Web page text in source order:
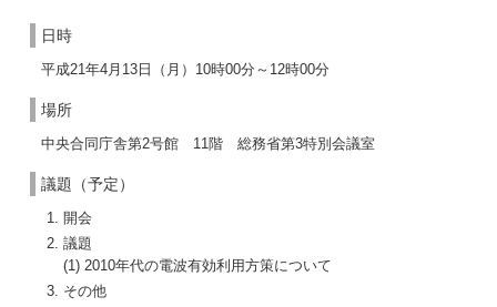
日時
平成21年4月13日（月）10時00分～12時00分
場所
中央合同庁舎第2号館 11階 総務省第3特別会議室
議題（予定）
開会
議題
(1) 2010年代の電波有効利用方策について
その他